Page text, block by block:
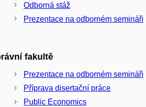
Odborná stáž
Prezentace na odborném semináři
fakultě
Prezentace na odborném semináři
Příprava disertační práce
Public Economics